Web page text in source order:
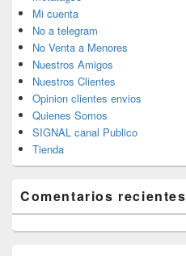
Mi cuenta
No a telegram
No Venta a Menores
Nuestros Amigos
Nuestros Clientes
Opinion clientes envios
Quienes Somos
SIGNAL canal Publico
Tienda
Comentarios recientes